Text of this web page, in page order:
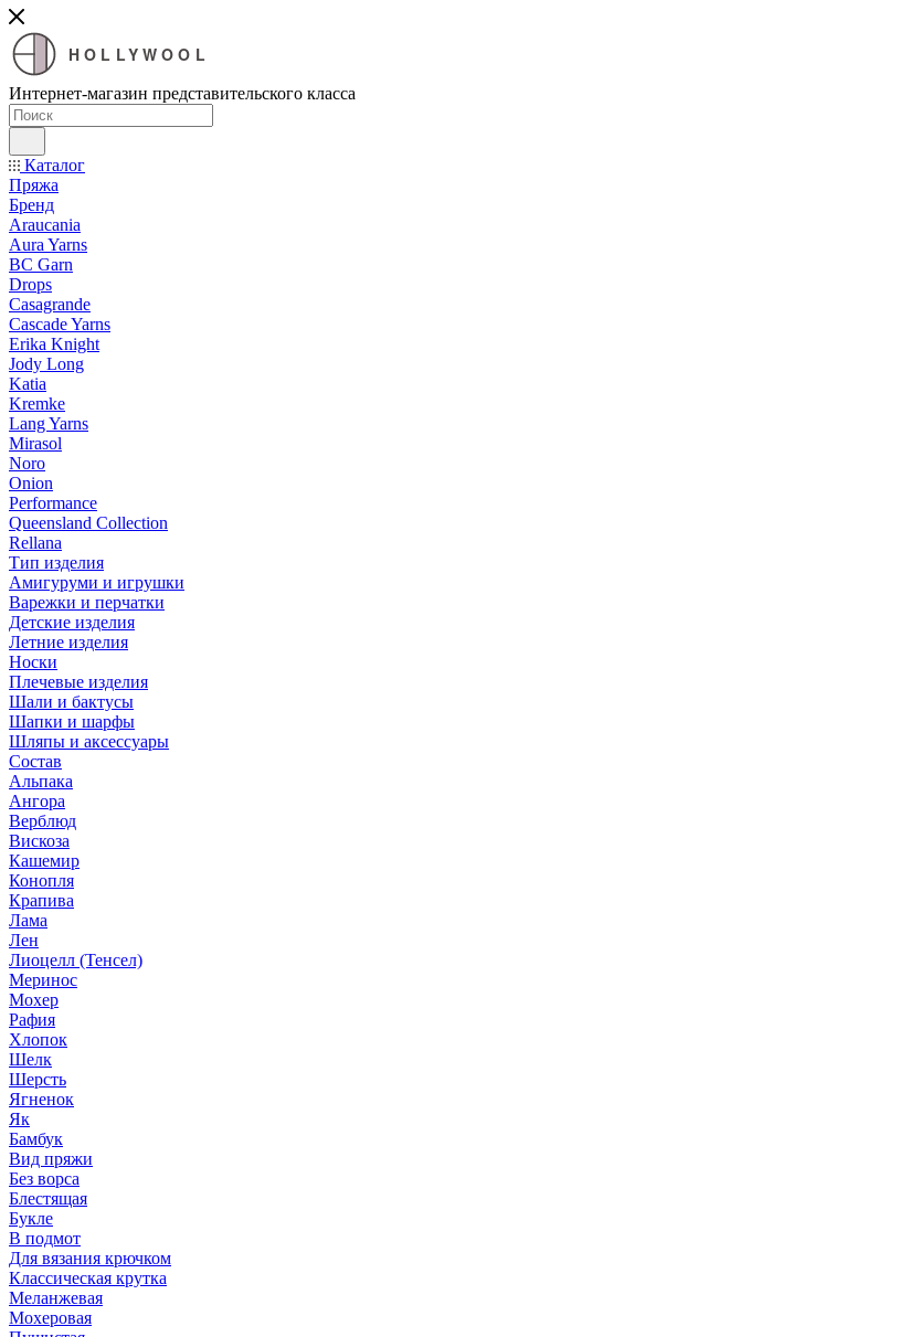
HOLLYWOOL
Интернет-магазин представительского класса
Каталог
Пряжа
Бренд
Araucania
Aura Yarns
BC Garn
Drops
Casagrande
Cascade Yarns
Erika Knight
Jody Long
Katia
Kremke
Lang Yarns
Mirasol
Noro
Onion
Performance
Queensland Collection
Rellana
Тип изделия
Амигуруми и игрушки
Варежки и перчатки
Детские изделия
Летние изделия
Носки
Плечевые изделия
Шали и бактусы
Шапки и шарфы
Шляпы и аксессуары
Состав
Альпака
Ангора
Верблюд
Вискоза
Кашемир
Конопля
Крапива
Лама
Лен
Лиоцелл (Тенсел)
Меринос
Мохер
Рафия
Хлопок
Шелк
Шерсть
Ягненок
Як
Бамбук
Вид пряжи
Без ворса
Блестящая
Букле
В подмот
Для вязания крючком
Классическая крутка
Меланжевая
Мохеровая